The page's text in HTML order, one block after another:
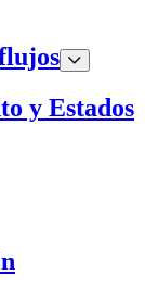
y Estados